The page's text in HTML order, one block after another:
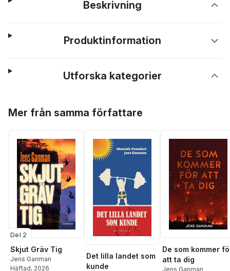
Beskrivning
Produktinformation
Utforska kategorier
Mer från samma författare
Del 2
Skjut Gräv Tig
Jens Ganman
Häftad, 2026
Det lilla landet som
kunde
De som kommer
att ta dig
Jens Ganman